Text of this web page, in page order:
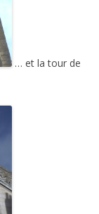
… et la tour de